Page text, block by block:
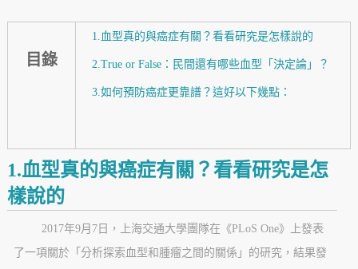
目錄
1.血型真的與癌症有關？看看研究是怎樣說的
2.True or False：民間還有哪些血型「決定論」？
3.如何預防癌症更靠譜？這好以下幾點：
1.血型真的與癌症有關？看看研究是怎
樣說的
2017年9月7日，上海交通大學團隊在《PLoS One》上發表
了一項關於「分析探索血型和腫瘤之間的關係」的研究，結果發